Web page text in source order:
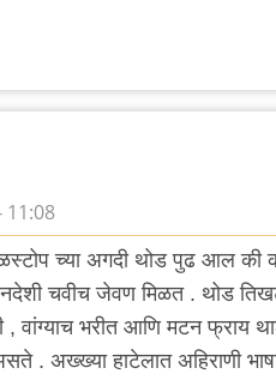
11:08
च्या अगदी थोड पुढ आल की
चवीच जेवण मिळत . थोड
, वांग्याच भरीत आणि मटन फ्राय
. अख्ख्या हाटेलात अहिराणी